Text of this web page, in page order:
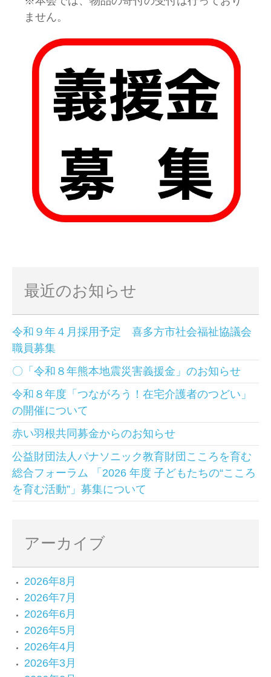
ません。
最近のお知らせ
令和９年４月採用予定 喜多方市社会福祉協議会
職員募集
〇「令和８年熊本地震災害義援金」のお知らせ
令和８年度「つながろう！在宅介護者のつどい」
の開催について
赤い羽根共同募金からのお知らせ
公益財団法人パナソニック教育財団こころを育む
総合フォーラム 「2026 年度 子どもたちの“こころ
を育む活動”」募集について
アーカイブ
2026年8月
2026年7月
2026年6月
2026年5月
2026年4月
2026年3月